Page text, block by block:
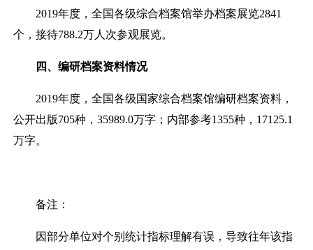
2019年度，全国各级综合档案馆举办档案展览2841
个 ，接待788.2万人次参观展览。
四、编研档案资料情况
2019年度，全国各级国家综合档案馆编研档案资料，
公开出版705种， 35989.0万字；内部参考1355种， 17125.1
万字。
备注：
因部分单位对个别统计指标理解有误，导致往年该指